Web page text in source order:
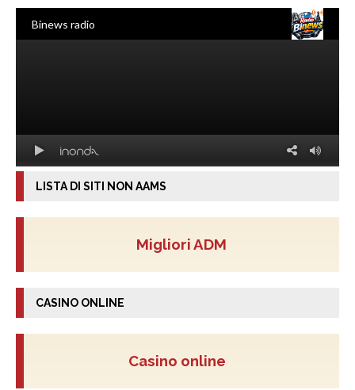
LISTA DI SITI NON AAMS
Migliori ADM
CASINO ONLINE
Casino online